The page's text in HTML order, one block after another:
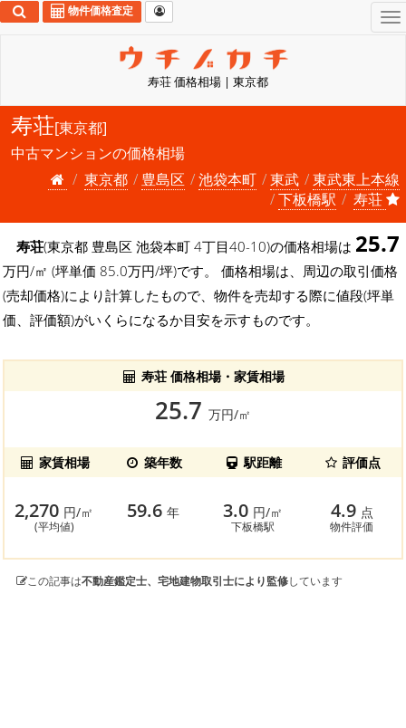
寿荘 価格相場 | 東京都
物件価格査定
寿荘[東京都]
中古マンションの価格相場
東京都
豊島区 池袋本町 東武
東武東上本線
下板橋駅
寿荘
寿荘(東京都 豊島区 池袋本町 4丁目40-10)の価格相場は 25.7
万円/㎡ (坪単価 85.0万円/坪)です。 価格相場は、周辺の取引価格
(売却価格)により計算したもので、物件を売却する際に値段(坪単
価、評価額)がいくらになるか目安を示すものです。
寿荘 価格相場・家賃相場
25.7 万円/㎡
家賃相場 築年数 駅距離 評価点
2,270 円/㎡
(平均値)
59.6年 3.0 円/㎡
下板橋駅
4.9 点
物件評価
この記事は不動産鑑定士、宅地建物取引士により監修しています